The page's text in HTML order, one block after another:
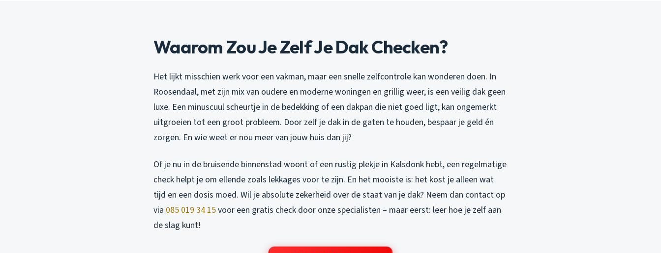
Waarom Zou Je Zelf Je Dak Checken?
Het lijkt misschien werk voor een vakman, maar een snelle zelfcontrole kan wonderen doen. In
Roosendaal, met zijn mix van oudere en moderne woningen en grillig weer, is een veilig dak geen
luxe. Een minuscuul scheurtje in de bedekking of een dakpan die niet goed ligt, kan ongemerkt
uitgroeien tot een groot probleem. Door zelf je dak in de gaten te houden, bespaar je geld én
zorgen. En wie weet er nou meer van jouw huis dan jij?
Of je nu in de bruisende binnenstad woont of een rustig plekje in Kalsdonk hebt, een regelmatige
check helpt je om ellende zoals lekkages voor te zijn. En het mooiste is: het kost je alleen wat
tijd en een dosis moed. Wil je absolute zekerheid over de staat van je dak? Neem dan contact op
via 085 019 34 15voor een gratis check door onze specialisten – maar eerst: leer hoe je zelf aan
de slag kunt!